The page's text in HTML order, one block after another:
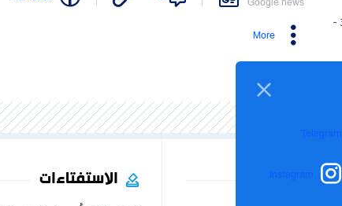
31/05/2025 -
More
Telegram
Instagram الاستفتاءات